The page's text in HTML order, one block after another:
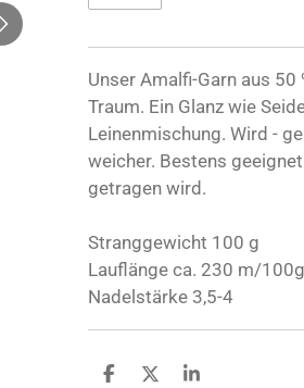
Unser Amalfi-Garn aus 50
Traum. Ein Glanz wie
Leinenmischung. Wird -
weicher. Bestens
getragen wird.
Stranggewicht 100 g
Lauflänge ca. 230 m/100g
Nadelstärke 3,5-4
T T T